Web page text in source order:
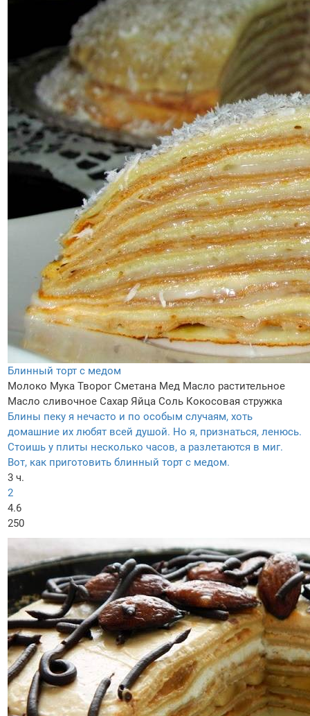
Блинный торт с медом
Молоко Мука Творог Сметана Мед Масло растительное
Масло сливочное Сахар Яйца Соль Кокосовая стружка
Блины пеку я нечасто и по особым случаям, хоть
домашние их любят всей душой. Но я, признаться, ленюсь.
Стоишь у плиты несколько часов, а разлетаются в миг.
Вот, как приготовить блинный торт с медом.
3 ч.
2
4.6
250